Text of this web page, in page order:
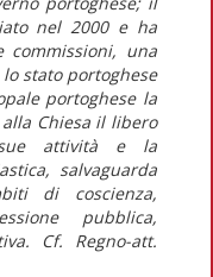
nel 2000 e ha
una
stato portoghese
portoghese la
Chiesa il libero
attività e la
salvaguarda
di coscienza,
pubblica,
Cf. Regno-att.